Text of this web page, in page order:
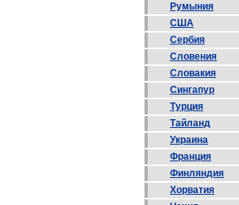
Румыния
США
Сербия
Словения
Словакия
Сингапур
Турция
Тайланд
Украина
Франция
Финляндия
Хорватия